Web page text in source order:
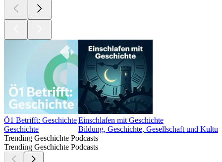
Ö1 Betrifft: Geschichte
Geschichte
Einschlafen mit Geschichte
Bildung, Geschichte, Gesellschaft und Kultur
Trending Geschichte Podcasts
Trending Geschichte Podcasts